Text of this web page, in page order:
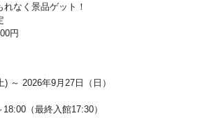
なく景品ゲット！
円
) ～ 2026年9月27日（日）
（最終入館17:30）